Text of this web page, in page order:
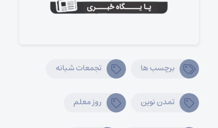
برچسب ها تجمعات شبانه
تمدن نوین روز معلم